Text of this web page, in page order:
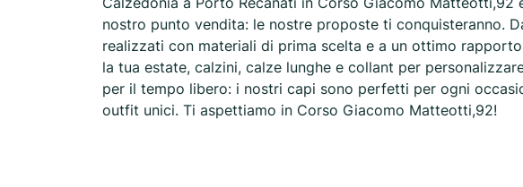
nostro punto vendita: le nostre proposte ti conquisteranno.
realizzati con materiali di prima scelta e a un ottimo
la tua estate, calzini, calze lunghe e collant per
per il tempo libero: i nostri capi sono perfetti per ogni
outfit unici. Ti aspettiamo in Corso Giacomo Matteotti,92!